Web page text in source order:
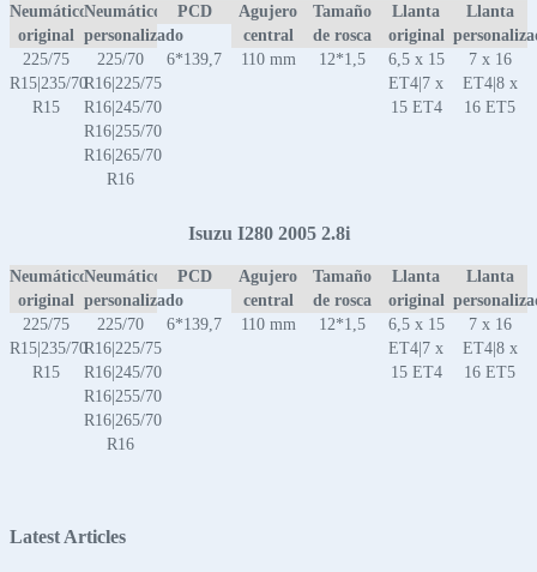
Neumático
original
Neumático
personalizado
PCD
Agujero
central
Tamaño
de rosca
Llanta
original
Llanta
225/75
R15|235/70
R15
225/70
R16|225/75
R16|245/70
R16|255/70
R16|265/70
R16
6*139,7 110 mm 12*1,5
6,5 x 15
ET4|7 x
15 ET4
7 x 16
ET4|8 x
16 ET5
Isuzu I280 2005 2.8i
Neumático
original
Neumático
personalizado
PCD
Agujero
central
Tamaño
de rosca
Llanta
original
Llanta
225/75
R15|235/70
R15
225/70
R16|225/75
R16|245/70
R16|255/70
R16|265/70
R16
6*139,7 110 mm 12*1,5
6,5 x 15
ET4|7 x
15 ET4
7 x 16
ET4|8 x
16 ET5
Latest Articles